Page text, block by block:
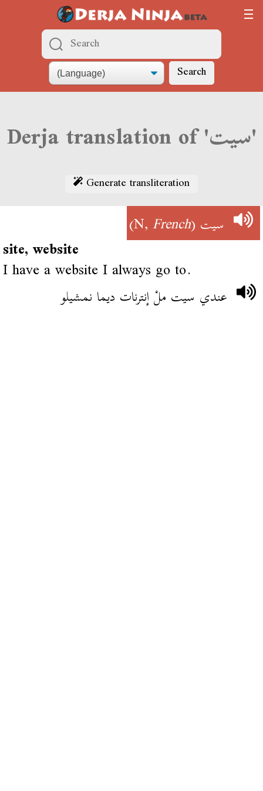
Search
Derja translation of 'سيت'
Generate transliteration
سيت(N,
French
)
site, website
I have a website I always go to.
عندي سيت ملْ إنترنات ديما نمشيلو